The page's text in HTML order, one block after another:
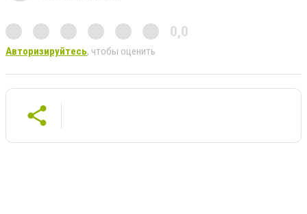
0,0
Авторизируйтесь, чтобы оценить